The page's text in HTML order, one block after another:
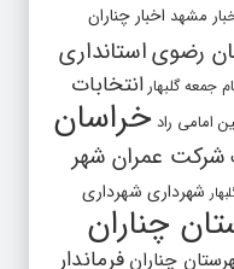
مشهد اخبار چناران
رضویاستانداری
جمعه گلبهار انتخابات
امامی راد خراسان
شرکت عمران شهر
شهرداری شهرداری
چناران
چناران فرماندار